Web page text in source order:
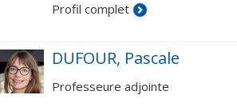
Profil complet
DUFOUR, Pascale
Professeure adjointe